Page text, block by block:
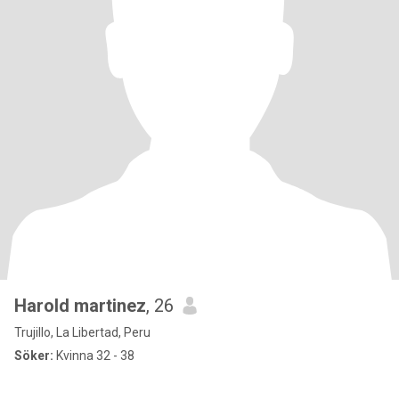
Harold martinez, 26
Trujillo, La Libertad, Peru
Söker: Kvinna 32 - 38